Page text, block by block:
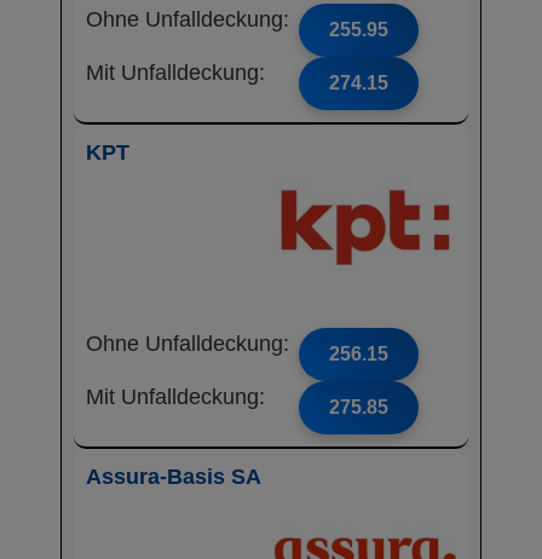
Ohne Unfalldeckung: 255.95
Mit Unfalldeckung: 274.15
KPT
Ohne Unfalldeckung: 256.15
Mit Unfalldeckung: 275.85
Assura-Basis SA